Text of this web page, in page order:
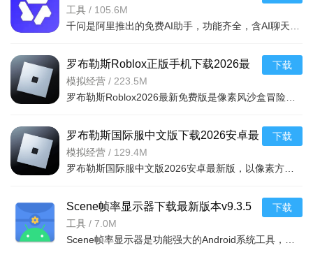
最新版
工具 / 105.6M
罗布勒斯Roblox正版手机下载2026最
新免费版v2.725.1142最新版
模拟经营 / 223.5M
下载
罗布勒斯国际服中文版下载2026安卓最
新版（Roblox国际服）v2.725.1142最
新安卓版
模拟经营 / 129.4M
下载
Scene帧率显示器下载最新版本v9.3.5
安卓版
工具 / 7.0M
下载